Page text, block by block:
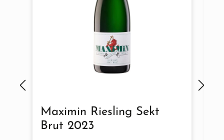
Maximin Grünhaus GRÜNHÄUSER Riesling trocken
Maximin Riesling Sekt
Brut 2023